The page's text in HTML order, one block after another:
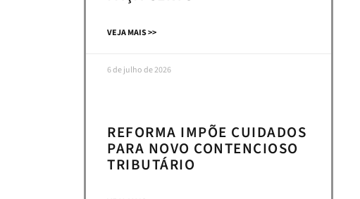
VEJA MAIS >>
6 de julho de 2026
REFORMA IMPÕE CUIDADOS
PARA NOVO CONTENCIOSO
TRIBUTÁRIO